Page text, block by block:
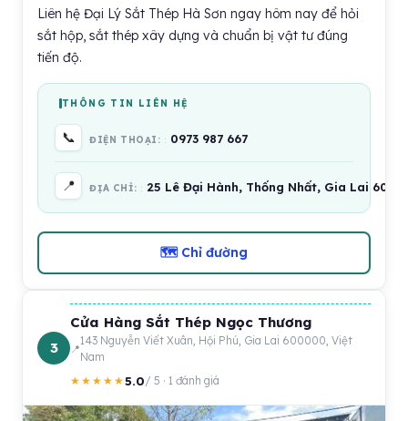
Liên hệ Đại Lý Sắt Thép Hà Sơn ngay hôm nay để hỏi
sắt hộp, sắt thép xây dựng và chuẩn bị vật tư đúng
tiến độ.
THÔNG TIN LIÊN HỆ
📞 ĐIỆN THOẠI: 0973 987 667
📍 ĐỊA CHỈ: 25 Lê Đại Hành, Thống Nhất, Gia Lai
🗺 Chỉ đường
3
Cửa Hàng Sắt Thép Ngọc Thương
143 Nguyễn Viết Xuân, Hội Phú, Gia Lai 600000, Việt
Nam
★★★★★5.0/ 5 · 1 đánh giá